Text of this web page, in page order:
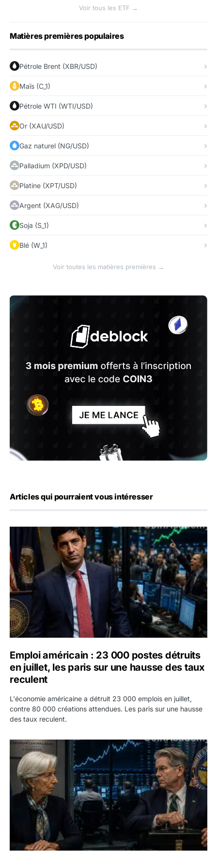
Voir tous les ETF →
Matières premières populaires
Pétrole Brent (XBR/USD)
Maïs (C_1)
Pétrole WTI (WTI/USD)
Or (XAU/USD)
Gaz naturel (NG/USD)
Palladium (XPD/USD)
Platine (XPT/USD)
Argent (XAG/USD)
Soja (S_1)
Blé (W_1)
Voir toutes les matières premières →
Articles qui pourraient vous intéresser
Emploi américain : 23 000 postes détruits en juillet, les
Emploi américain : 23 000 postes détruits
en juillet, les paris sur une hausse des taux
reculent
L'économie américaine a détruit 23 000 emplois en juillet,
contre 80 000 créations attendues. Les paris sur une hausse
des taux reculent.
Yen : Washington a vendu des euros sans prévenir la